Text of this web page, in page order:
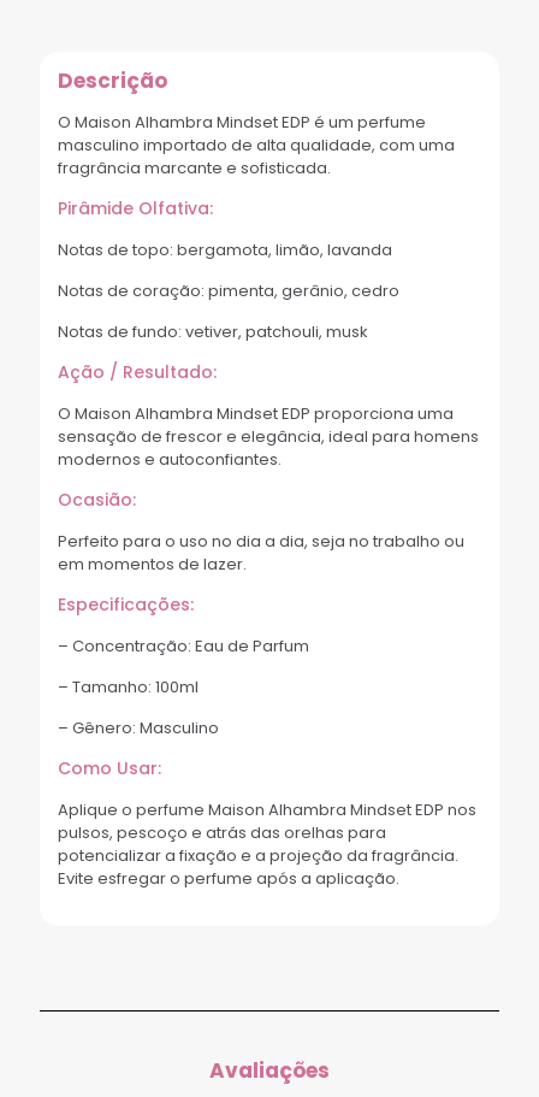
Descrição
O Maison Alhambra Mindset EDP é um perfume
masculino importado de alta qualidade, com uma
fragrância marcante e sofisticada.
Pirâmide Olfativa:
Notas de topo: bergamota, limão, lavanda
Notas de coração: pimenta, gerânio, cedro
Notas de fundo: vetiver, patchouli, musk
Ação / Resultado:
O Maison Alhambra Mindset EDP proporciona uma
sensação de frescor e elegância, ideal para homens
modernos e autoconfiantes.
Ocasião:
Perfeito para o uso no dia a dia, seja no trabalho ou
em momentos de lazer.
Especificações:
– Concentração: Eau de Parfum
– Tamanho: 100ml
– Gênero: Masculino
Como Usar:
Aplique o perfume Maison Alhambra Mindset EDP nos
pulsos, pescoço e atrás das orelhas para
potencializar a fixação e a projeção da fragrância.
Evite esfregar o perfume após a aplicação.
Avaliações